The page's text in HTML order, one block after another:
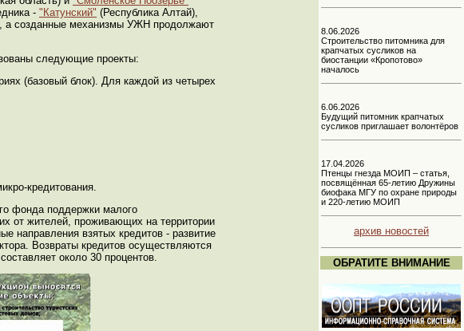
- "Катунский" (Республика Алтай),
а созданные механизмы УЖН продолжают
следующие проекты:
(базовый блок). Для каждой из четырех
кредитования.
фонда поддержки малого
от жителей, проживающих на территории
направления взятых кредитов - развитие
Возвраты кредитов осуществляются
около 30 процентов.
8.06.2026
Строительство питомника для
крапчатых сусликов на
биостанции «Кропотово»
началось
6.06.2026
Будущий питомник крапчатых
сусликов приглашает волонтёров
17.04.2026
Птенцы гнезда МОИП – статья,
посвящённая 65-летию Дружины
биофака МГУ по охране природы
и 220-летию МОИП
архив новостей
ОБРАТИТЕ ВНИМАНИЕ